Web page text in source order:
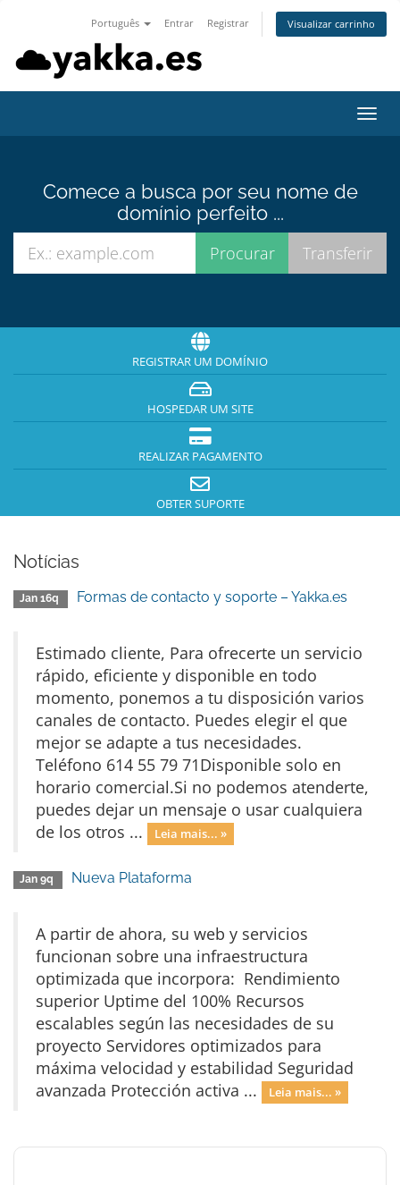
Português Entrar Registrar Visualizar carrinho
Comece a busca por seu nome de
domínio perfeito ...
REGISTRAR UM DOMÍNIO
HOSPEDAR UM SITE
REALIZAR PAGAMENTO
OBTER SUPORTE
Notícias
Jan 16q Formas de contacto y soporte – Yakka.es
Estimado cliente, Para ofrecerte un servicio
rápido, eficiente y disponible en todo
momento, ponemos a tu disposición varios
canales de contacto. Puedes elegir el que
mejor se adapte a tus necesidades.
Teléfono 614 55 79 71Disponible solo en
horario comercial.Si no podemos atenderte,
puedes dejar un mensaje o usar cualquiera
de los otros ...
Leia mais... »
Jan 9q Nueva Plataforma
A partir de ahora, su web y servicios
funcionan sobre una infraestructura
optimizada que incorpora: Rendimiento
superior Uptime del 100% Recursos
escalables según las necesidades de su
proyecto Servidores optimizados para
máxima velocidad y estabilidad Seguridad
avanzada Protección activa ...
Leia mais... »